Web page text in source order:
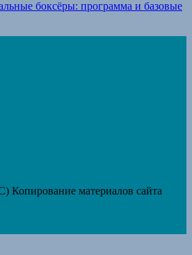
боксёры: программа и базовые
Копирование материалов сайта